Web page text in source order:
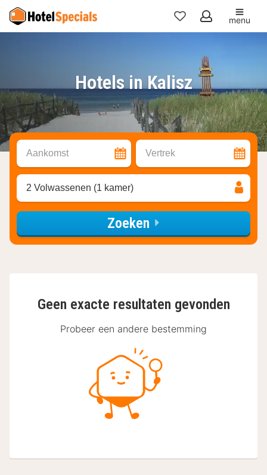
Mijn
menu
Hotels in Kalisz
Aankomst Vertrek
2 Volwassenen (1 kamer)
Zoeken
Geen exacte resultaten gevonden
Probeer een andere bestemming